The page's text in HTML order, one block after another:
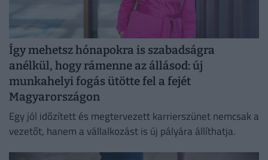
Így mehetsz hónapokra is szabadságra
anélkül, hogy rámenne az állásod: új
munkahelyi fogás ütötte fel a fejét
Magyarországon
Egy jól időzített és megtervezett karrierszünet nemcsak a
vezetőt, hanem a vállalkozást is új pályára állíthatja.